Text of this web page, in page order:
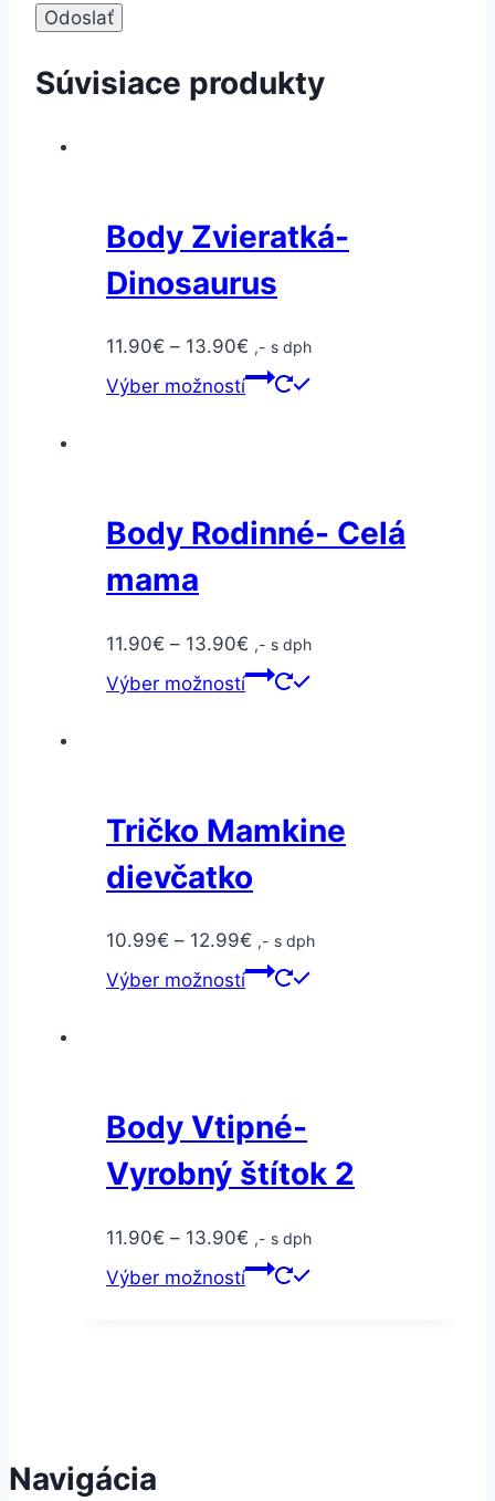
Súvisiace produkty
Body Zvieratká-
Dinosaurus
11.90€ – 13.90€ ,- s dph
Výber možností
Body Rodinné- Celá
mama
11.90€ – 13.90€ ,- s dph
Výber možností
Tričko Mamkine
dievčatko
10.99€ – 12.99€ ,- s dph
Výber možností
Body Vtipné-
Vyrobný štítok 2
11.90€ – 13.90€ ,- s dph
Výber možností
Navigácia